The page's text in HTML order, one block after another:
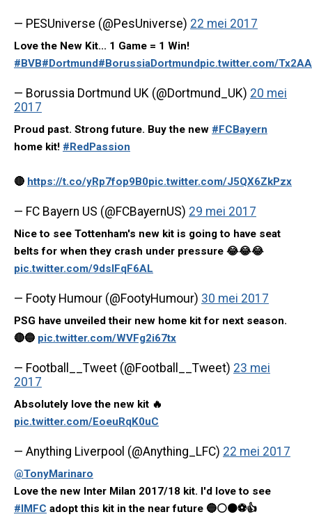
— PESUniverse (@PesUniverse) 22 mei 2017
Love the New Kit... 1 Game = 1 Win!
#BVB#Dortmund#BorussiaDortmundpic.twitter.com/
— Borussia Dortmund UK (@Dortmund_UK) 20 mei
2017
Proud past. Strong future. Buy the new #FCBayern
home kit! #RedPassion
🔴 https://t.co/yRp7fop9B0pic.twitter.com/J5QX6ZkPzx
— FC Bayern US (@FCBayernUS) 29 mei 2017
Nice to see Tottenham's new kit is going to have seat
belts for when they crash under pressure 😂😂😂
pic.twitter.com/9dslFqF6AL
— Footy Humour (@FootyHumour) 30 mei 2017
PSG have unveiled their new home kit for next season.
🔴🔵 pic.twitter.com/WVFg2i67tx
— Football__Tweet (@Football__Tweet) 23 mei
2017
Absolutely love the new kit 🔥
pic.twitter.com/EoeuRqK0uC
— Anything Liverpool (@Anything_LFC) 22 mei 2017
@TonyMarinaro
Love the new Inter Milan 2017/18 kit. I'd love to see
#IMFC adopt this kit in the near future 🔵⚪️⚫️⚽️👍